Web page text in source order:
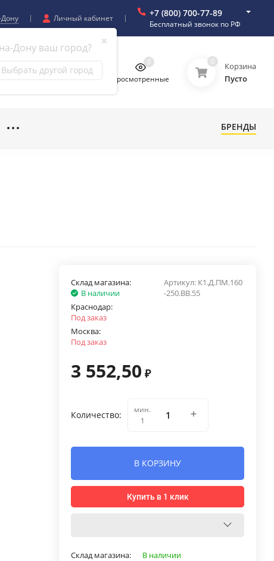
Дону
✖
Дону ваш город?
Выбрать другой город
Личный кабинет +7 (800) 700-77-89
Бесплатный звонок по РФ
Просмотренные
0 0
Корзина
Пусто
БРЕНДЫ
Артикул: К1.Д.ПМ.160
-250.ВВ.55
Склад магазина:
В наличии
Краснодар:
Под заказ
Москва:
Под заказ
3 552,50 ₽
Количество:
мин.
1
В КОРЗИНУ
Купить в 1 клик
Склад магазина: В наличии